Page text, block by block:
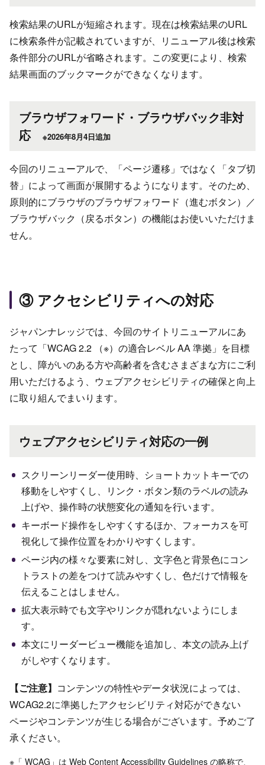
検索結果のURLが短縮されます。現在は検索結果のURL
に検索条件が記載されていますが、リニューアル後は検索
条件部分のURLが省略されます。この変更により、検索
結果画面のブックマークができなくなります。
ブラウザフォワード・ブラウザバック非対
応
※2026年8月4日追加
今回のリニューアルで、「ページ遷移」ではなく「タブ切
替」によって画面が展開するようになります。そのため、
原則的にブラウザのブラウザフォワード（進むボタン）／
ブラウザバック（戻るボタン）の機能はお使いいただけま
せん。
③ アクセシビリティへの対応
ジャパンナレッジでは、今回のサイトリニューアルにあ
たって「WCAG 2.2 （※）の適合レベル AA 準拠」を目標
とし、障がいのある方や高齢者を含むさまざまな方にご利
用いただけるよう、ウェブアクセシビリティの確保と向上
に取り組んでまいります。
ウェブアクセシビリティ対応の一例
スクリーンリーダー使用時、ショートカットキーでの
移動をしやすくし、リンク・ボタン類のラベルの読み
上げや、操作時の状態変化の通知を行います。
キーボード操作をしやすくするほか、フォーカスを可
視化して操作位置をわかりやすくします。
ページ内の様々な要素に対し、文字色と背景色にコン
トラストの差をつけて読みやすくし、色だけで情報を
伝えることはしません。
拡大表示時でも文字やリンクが隠れないようにしま
す。
本文にリーダービュー機能を追加し、本文の読み上げ
がしやすくなります。
【ご注意】 コンテンツの特性やデータ状況によっては、
WCAG2.2に準拠したアクセシビリティ対応ができない
ページやコンテンツが生じる場合がございます。予めご了
承ください。
※「 WCAG」は Web Content Accessibility Guidelines の略称で、